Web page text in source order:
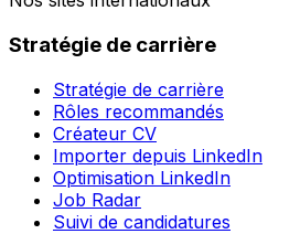
Stratégie de carrière
Stratégie de carrière
Rôles recommandés
Créateur CV
Importer depuis LinkedIn
Optimisation LinkedIn
Job Radar
Suivi de candidatures